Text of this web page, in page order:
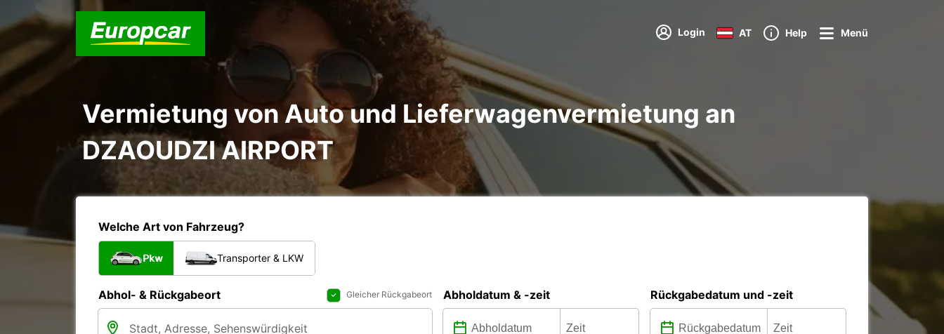
Login AT Help Menü
Vermietung von Auto und Lieferwagenvermietung an
DZAOUDZI AIRPORT
Welche Art von Fahrzeug?
Pkw Transporter & LKW
Abhol- & Rückgabeort Gleicher Rückgabeort Abholdatum & -zeit Rückgabedatum und -zeit